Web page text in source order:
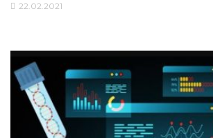
22.02.2021